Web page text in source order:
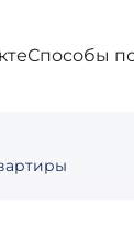
Способы